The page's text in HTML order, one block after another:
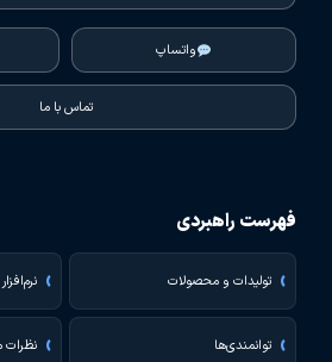
واتساپ
تماس با ما
فهرست راهبردی
تولیدات و محصولات
توانمندی‌ها نظرات